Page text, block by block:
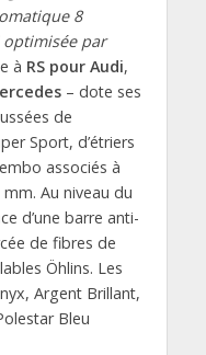
8
par
à RS pour Audi,
– dote ses
de
Sport, d’étriers
associés à
Au niveau du
d’une barre anti-
de fibres de
Öhlins. Les
Argent Brillant,
Bleu